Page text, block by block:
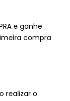
e ganhe
compra
realizar o